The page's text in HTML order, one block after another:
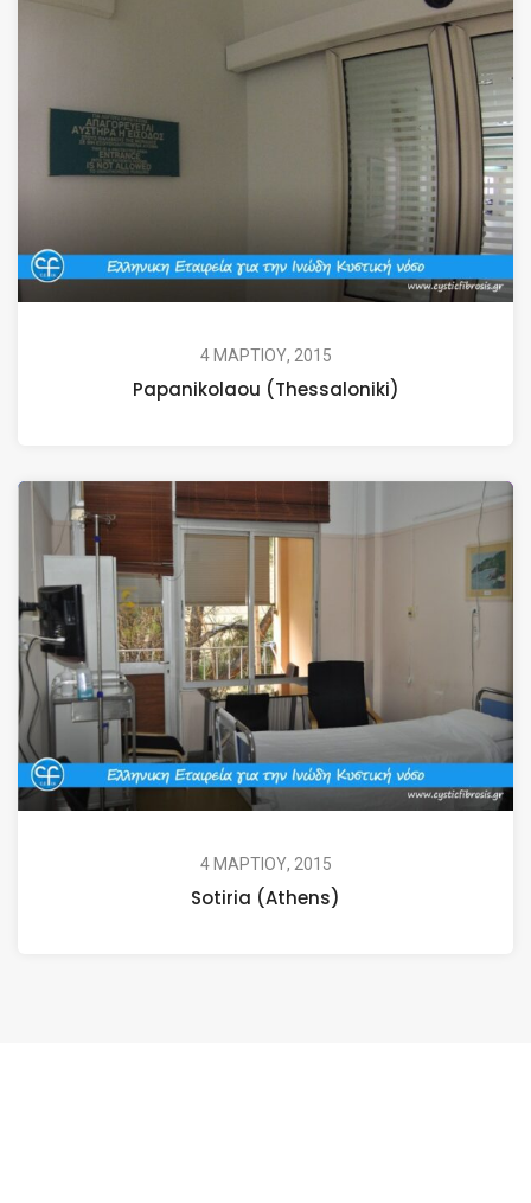
4 ΜΑΡΤΙΟΥ, 2015
Papanikolaou (Thessaloniki)
4 ΜΑΡΤΙΟΥ, 2015
Sotiria (Athens)